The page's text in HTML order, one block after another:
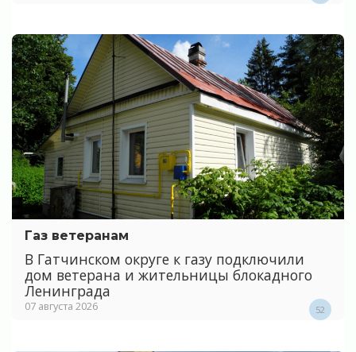
Газ ветеранам
В Гатчинском округе к газу подключили
дом ветерана и жительницы блокадного
Ленинграда
07 августа 2026 52